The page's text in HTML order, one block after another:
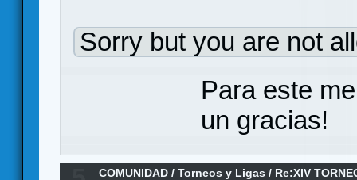
Sorry but you are not
Para este
un gracias!
COMUNIDAD /Torneos y Ligas / Re:XIV